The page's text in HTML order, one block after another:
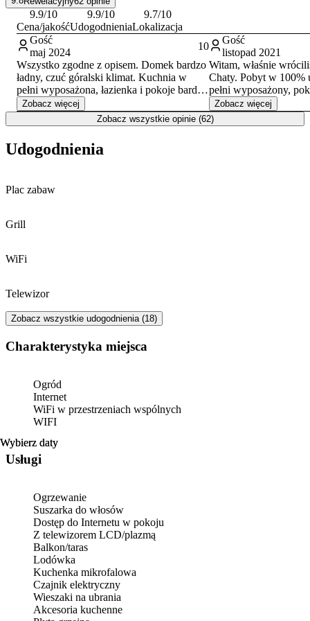
Na terenie całego obiektu zapewniono bezpłatny dostęp do internetu
Wi-Fi. Pokoje ogrzewane są elektrycznie, co gwarantuje komfort
pobytu przez cały rok.
9.9/10
Cena/jakość
9.9/10
Udogodnienia
9.7/10
Lokalizacja
Gość
maj 2024
10
Wszystko zgodne z opisem. Domek bardzo
ładny, czuć góralski klimat. Kuchnia w
pełni wyposażona, łazienka i pokoje bardzo
ładne. Teren bardzo spokojny, w pobliżu
strumyk, altana z miejscem na grilla, duży
taras gdzie również można odpoczywac.
piesze wędrówki górskie czy też na
Zobacz więcej
Gość
listopad 2021
Witam, właśnie
Chaty. Pobyt w 100%
pełni wyposażony,
czyściutkie,łazienki
właścicielem bardzo
Okolica cicha i
Zobacz więcej
Zobacz wszystkie opinie (62)
Wybierz daty
Wybierz daty
Udogodnienia
Plac zabaw
Grill
WiFi
Telewizor
Zobacz wszystkie udogodnienia (18)
Charakterystyka miejsca
Ogród
Internet
WiFi w przestrzeniach wspólnych
WIFI
Usługi
Ogrzewanie
Suszarka do włosów
Dostęp do Internetu w pokoju
Z telewizorem LCD/plazmą
Balkon/taras
Lodówka
Kuchenka mikrofalowa
Czajnik elektryczny
Wieszaki na ubrania
Akcesoria kuchenne